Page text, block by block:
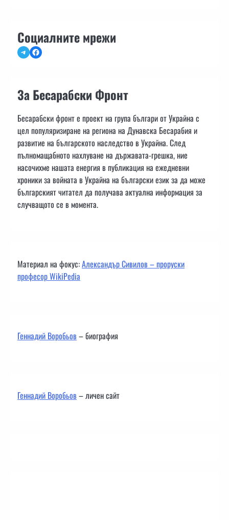
Социалните мрежи
TelegramFacebook
За Бесарабски Фронт
Бесарабски фронт е проект на група българи от Украйна с
цел популяризиране на региона на Дунавска Бесарабия и
развитие на българското наследство в Украйна. След
пълномащабното нахлуване на държавата-грешка, ние
насочихме нашата енергия в публикация на ежедневни
хроники за войната в Украйна на български език за да може
българският читател да получава актуална информация за
случващото се в момента.
Материал на фокус:Александър Сивилов – проруски
професор WikiPedia
Геннадий Воробьов– биография
Геннадий Воробьов– личен сайт